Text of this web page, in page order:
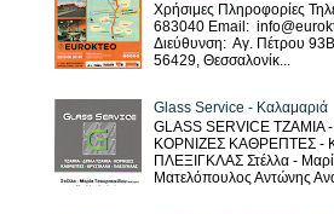
Χρήσιμες Πληροφορίες
683040 Email:
Διεύθυνση: Αγ. Πέτρου
56429, Θεσσαλονίκ...
Glass Service - Καλαμαριά
GLASS SERVICE ΤΖΑΜΙΑ
ΚΟΡΝΙΖΕΣ ΚΑΘΡΕΠΤΕΣ -
ΠΛΕΞΙΓΚΛΑΣ Στέλλα -
Ματελόπουλος Αντώνης